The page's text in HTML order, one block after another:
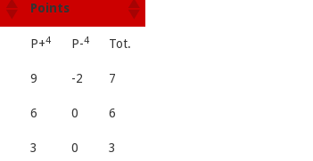
Points
P+4 P-4 Tot.
9 -2 7
6 0 6
3 0 3